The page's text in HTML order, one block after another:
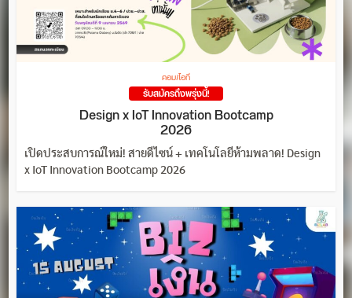
คอม/ไอที
รับสมัครถึงพรุ่งนี้!
Design x IoT Innovation Bootcamp
2026
เปิดประสบการณ์ใหม่! สายดีไซน์ + เทคโนโลยีห้ามพลาด! Design
x IoT Innovation Bootcamp 2026